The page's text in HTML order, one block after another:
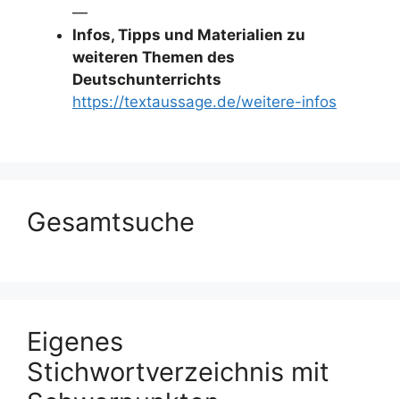
—
Infos, Tipps und Materialien zu
weiteren Themen des
Deutschunterrichts
https://textaussage.de/weitere-infos
Gesamtsuche
Eigenes
Stichwortverzeichnis mit